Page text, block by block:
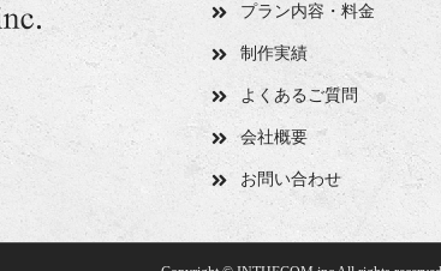
プラン内容・料金
制作実績
よくあるご質問
会社概要
お問い合わせ